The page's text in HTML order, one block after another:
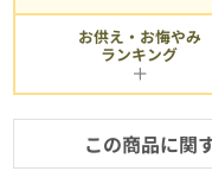
お供え・お悔やみ
ランキング
この商品に関